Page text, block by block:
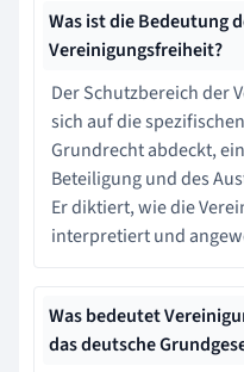
Was ist die Bedeutung
Vereinigungsfreiheit?
Der Schutzbereich der
sich auf die
Grundrecht abdeckt,
Beteiligung und des
Er diktiert, wie die
interpretiert und
Was bedeutet
das deutsche